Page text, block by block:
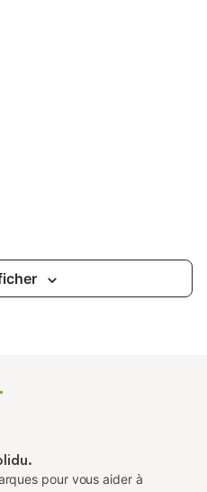
pour vous aider à